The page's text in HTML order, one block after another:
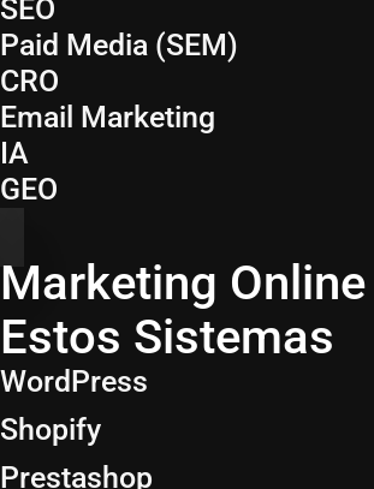
SEO
⁠Paid Media (SEM)
CRO
Email Marketing
IA
GEO
Marketing Online
Estos Sistemas
WordPress
Shopify
Prestashop